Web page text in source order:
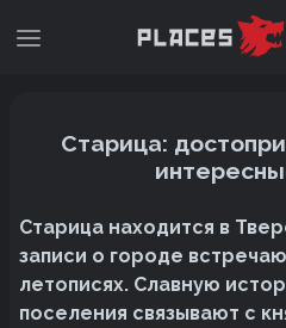
Старица:
Старица находится в
записи о городе
летописях. Славную
поселения связывают с